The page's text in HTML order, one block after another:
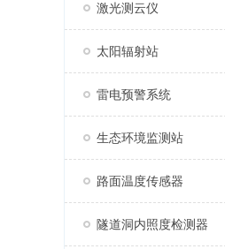
激光测云仪
太阳辐射站
雷电预警系统
生态环境监测站
路面温度传感器
隧道洞内照度检测器